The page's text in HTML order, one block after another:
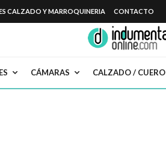
CALZADO Y MARROQUINERIA CONTACTO
CÁMARAS CALZADO / CUERO